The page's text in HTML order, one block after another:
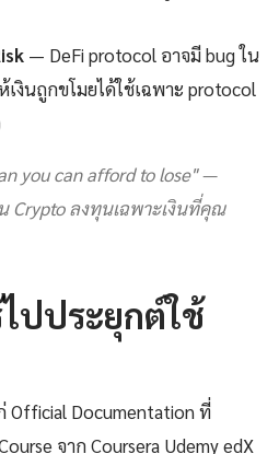
— DeFi protocol อาจมี bug ใน
งินถูกขโมยได้ใช้เฉพาะ protocol
you can afford to lose" —
Crypto ลงทุนเฉพาะเงินที่คุณ
ปประยุกต์ใช้
Official Documentation ที่
จาก Coursera Udemy edX